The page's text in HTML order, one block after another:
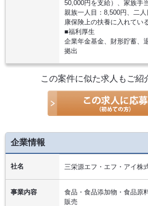
50,000円を支給）、家族手
親族一人目：8,500円、二
康保険上の扶養に入れてい
■福利厚生
企業年金基金、財形貯蓄、
拠出
この案件に似た求人もご紹
企業情報
社名 三栄源エフ・エフ・アイ株
事業内容
食品・食品添加物・食品原
販売